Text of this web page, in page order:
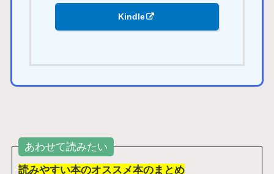
Kindle
あわせて読みたい
読みやすい本のオススメ本のまとめ